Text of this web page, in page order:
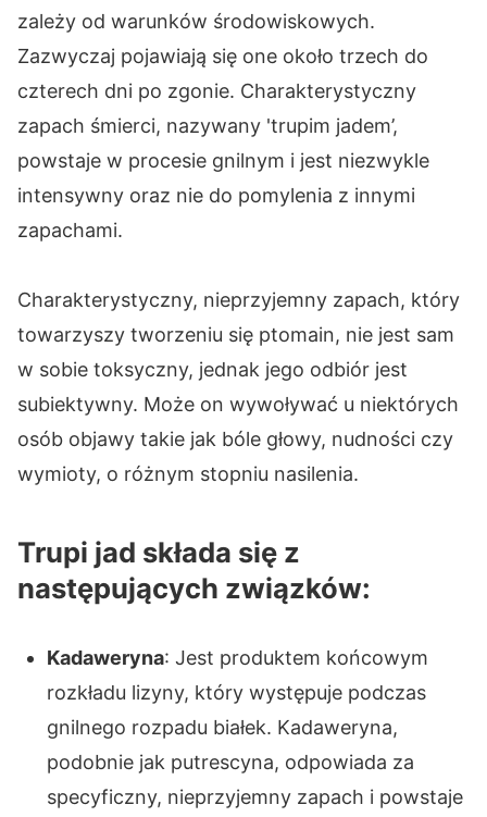
zależy od warunków środowiskowych.
Zazwyczaj pojawiają się one około trzech do
czterech dni po zgonie. Charakterystyczny
zapach śmierci, nazywany 'trupim jadem’,
powstaje w procesie gnilnym i jest niezwykle
intensywny oraz nie do pomylenia z innymi
zapachami.
Charakterystyczny, nieprzyjemny zapach, który
towarzyszy tworzeniu się ptomain, nie jest sam
w sobie toksyczny, jednak jego odbiór jest
subiektywny. Może on wywoływać u niektórych
osób objawy takie jak bóle głowy, nudności czy
wymioty, o różnym stopniu nasilenia.
Trupi jad składa się z
następujących związków:
Kadaweryna: Jest produktem końcowym
rozkładu lizyny, który występuje podczas
gnilnego rozpadu białek. Kadaweryna,
podobnie jak putrescyna, odpowiada za
specyficzny, nieprzyjemny zapach i powstaje